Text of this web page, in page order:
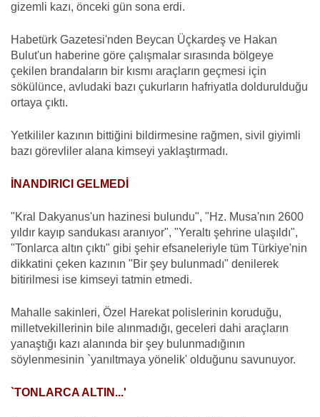
gizemli kazı, önceki gün sona erdi.
Habetürk Gazetesi'nden Beycan Üçkardeş ve Hakan
Bulut'un haberine göre çalışmalar sırasında bölgeye
çekilen brandaların bir kısmı araçların geçmesi için
sökülünce, avludaki bazı çukurların hafriyatla doldurulduğu
ortaya çıktı.
Yetkililer kazının bittiğini bildirmesine rağmen, sivil giyimli
bazı görevliler alana kimseyi yaklaştırmadı.
İNANDIRICI GELMEDİ
"Kral Dakyanus'un hazinesi bulundu", "Hz. Musa'nın 2600
yıldır kayıp sandukası aranıyor", "Yeraltı şehrine ulaşıldı",
"Tonlarca altın çıktı" gibi şehir efsaneleriyle tüm Türkiye'nin
dikkatini çeken kazının "Bir şey bulunmadı" denilerek
bitirilmesi ise kimseyi tatmin etmedi.
Mahalle sakinleri, Özel Harekat polislerinin koruduğu,
milletvekillerinin bile alınmadığı, geceleri dahi araçların
yanaştığı kazı alanında bir şey bulunmadığının
söylenmesinin `yanıltmaya yönelik' olduğunu savunuyor.
`TONLARCA ALTIN...'